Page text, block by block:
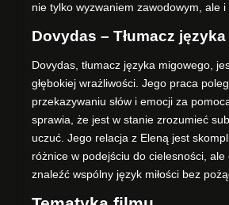
nie tylko wyzwaniem zawodowym, ale i
Dovydas – Tłumacz
Dovydas, tłumacz języka migowego,
głębokiej wrażliwości. Jego praca
przekazywaniu słów i emocji za
sprawia, że jest w stanie zrozumieć
uczuć. Jego relacja z Eleną jest
różnice w podejściu do cielesności,
znaleźć wspólny język miłości bez